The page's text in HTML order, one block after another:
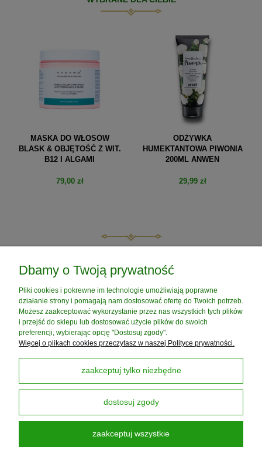
MASKA DO WŁOSÓW
BLASK & OBJĘTOŚĆ Z WIT.
B12 I ALGAMI
79,00 zł
do koszyka
ODŻYWKA
HUMEKTANTOWA PIWONIA
200ML ANWEN
29,99 zł
do koszyka
MOJE KONTO
PŁATNOŚCI I DOSTAWA
INFORMACJE
O NAS
Darmowa Dostawa od 199 zł
Dbamy o Twoją prywatność
Pliki cookies i pokrewne im technologie umożliwiają poprawne
działanie strony i pomagają nam dostosować ofertę do Twoich potrzeb.
Możesz zaakceptować wykorzystanie przez nas wszystkich tych plików
i przejść do sklepu lub dostosować użycie plików do swoich
preferencji, wybierając opcję "Dostosuj zgody".
Więcej o plikach cookies przeczytasz w naszej Polityce prywatności.
zaakceptuj tylko niezbędne
dostosuj zgody
zaakceptuj wszystkie